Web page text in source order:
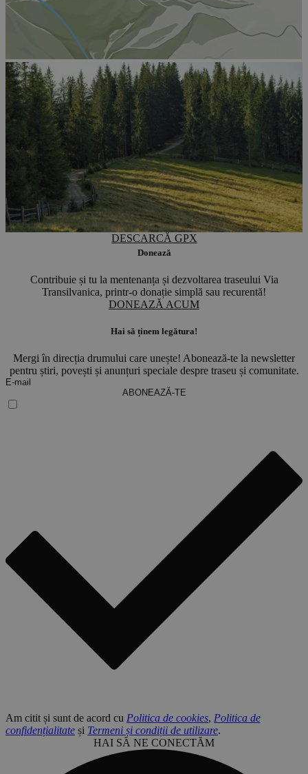
DESCARCĂ GPX
Donează
Contribuie și tu la mentenanța și dezvoltarea traseului Via
Transilvanica, printr-o donație simplă sau recurentă!
DONEAZĂ ACUM
Hai să ținem legătura!
Mergi în direcția drumului care unește! Abonează-te la newsletter
pentru știri, povești și anunțuri speciale despre traseu și comunitate.
ABONEAZĂ-TE
Am citit și sunt de acord cu Politica de cookies, Politica de
confidențialitate și Termeni și condiții de utilizare.
HAI SĂ NE CONECTĂM